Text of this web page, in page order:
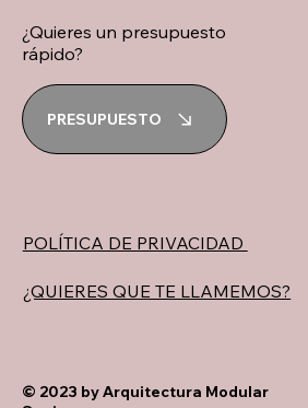
¿Quieres un presupuesto
rápido?
PRESUPUESTO
POLÍTICA DE PRIVACIDAD
¿QUIERES QUE TE LLAMEMOS?
© 2023 by Arquitectura Modular